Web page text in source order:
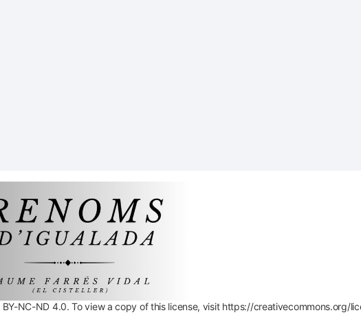
NC-ND 4.0. To view a copy of this license, visit https://creativecommons.org/